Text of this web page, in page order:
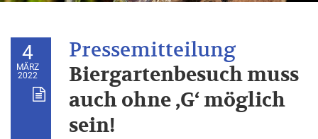
4
MÄRZ
2022
Biergartenbesuch muss
auch ohne ‚G‘ möglich
sein!